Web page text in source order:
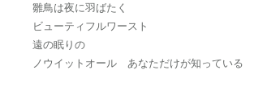
雛鳥は夜に羽ばたく
ビューティフルワースト
遠の眠りの
ノウイットオール あなただけが知っている